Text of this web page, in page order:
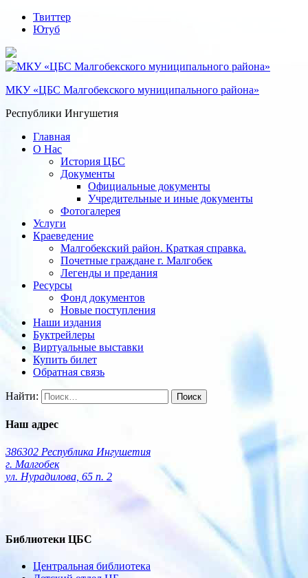
Твиттер
Ютуб
МКУ «ЦБС Малгобекского муниципального района»
Республики Ингушетия
Главная
О Нас
История ЦБС
Документы
Официальные документы
Учредительные и иные документы
Фотогалерея
Услуги
Краеведение
Малгобекский район. Краткая справка.
Почетные граждане г. Малгобек
Легенды и предания
Ресурсы
Фонд документов
Новые поступления
Наши издания
Буктрейлеры
Виртуальные выставки
Купить билет
Обратная связь
Найти:
Наш адрес
386302 Республика Ингушетия
г. Малгобек
ул. Нурадилова, 65 п. 2
Библиотеки ЦБС
Центральная библиотека